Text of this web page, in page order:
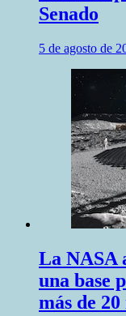
Senado
5 de agosto de
La NASA
una base
más de